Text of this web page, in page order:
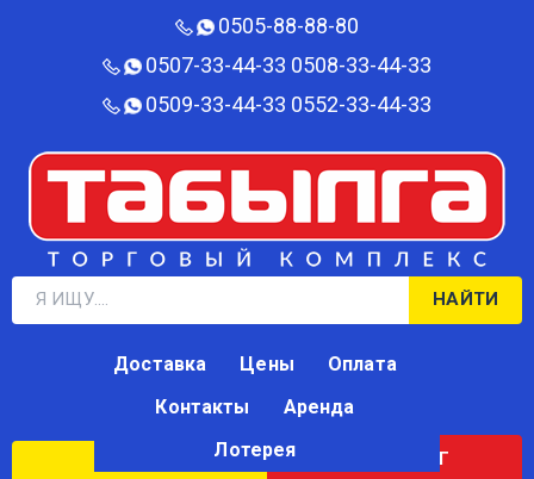
0505-88-88-80‬
0507-33-44-33 0508-33-44-33
0509-33-44-33 0552-33-44-33
НАЙТИ
КАТАЛОГ
Доставка Цены
Оплата
Контакты
Аренда
Лотерея